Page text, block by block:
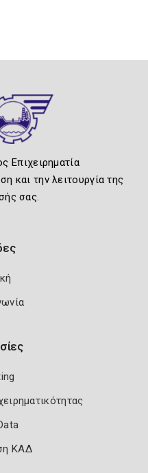
Επιχειρηματία
και την λειτουργία της
σας.
ΚΑΔ